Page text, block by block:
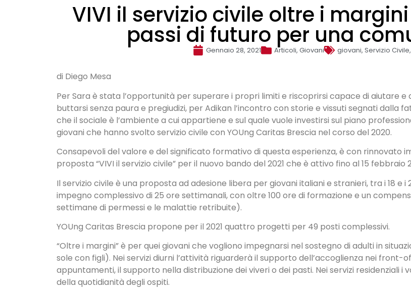
VIVI il servizio civile oltre i
passi di futuro per una
Gennaio 28, 2021 Articoli, Giovani giovani, Servizio Civile,
di Diego Mesa
Per Sara è stata l’opportunità per superare i propri limiti e riscoprirsi capace di aiutare
buttarsi senza paura e pregiudizi, per Adikan l’incontro con storie e vissuti segnati dalla
che il sociale è l’ambiente a cui appartiene e sul quale vuole investirsi sul piano
giovani che hanno svolto servizio civile con YOUng Caritas Brescia nel corso del 2020.
Consapevoli del valore e del significato formativo di questa esperienza, è con rinnovato
proposta “VIVI il servizio civile” per il nuovo bando del 2021 che è attivo fino al 15 febbraio
Il servizio civile è una proposta ad adesione libera per giovani italiani e stranieri, tra i 18 e i
impegno complessivo di 25 ore settimanali, con oltre 100 ore di formazione e un
settimane di permessi e le malattie retribuite).
YOUng Caritas Brescia propone per il 2021 quattro progetti per 49 posti complessivi.
“Oltre i margini” è per quei giovani che vogliono impegnarsi nel sostegno di adulti in
sole con figli). Nei servizi diurni l’attività riguarderà il supporto dell’accoglienza nei front-
appuntamenti, il supporto nella distribuzione dei viveri o dei pasti. Nei servizi residenziali
della quotidianità degli ospiti.